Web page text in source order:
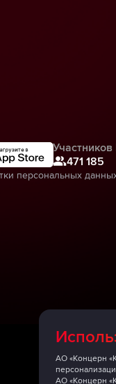
АО «Концерн
АО «Концерн
Участников
471 185
персональных